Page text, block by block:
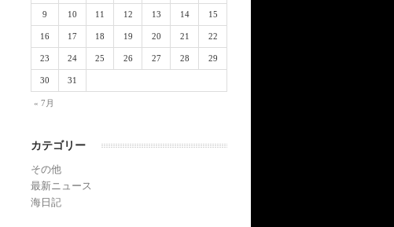
« 7月
9 10 11 12 13 14 15
16 17 18 19 20 21 22
23 24 25 26 27 28 29
30 31
カテゴリー
その他
最新ニュース
海日記